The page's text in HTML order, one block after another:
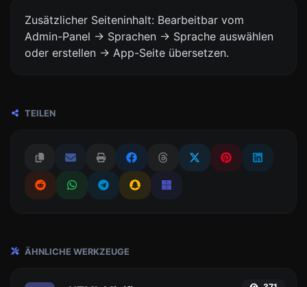
Zusätzlicher Seiteninhalt: Bearbeitbar vom
Admin-Panel -> Sprachen -> Sprache auswählen
oder erstellen -> App-Seite übersetzen.
TEILEN
ÄHNLICHE WERKZEUGE